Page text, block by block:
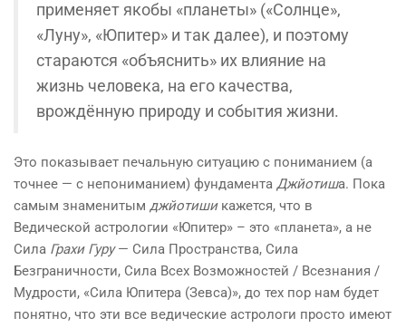
применяет якобы «планеты» («Солнце»,
«Луну», «Юпитер» и так далее), и поэтому
стараются «объяснить» их влияние на
жизнь человека, на его качества,
врождённую природу и события жизни.
Это показывает печальную ситуацию с пониманием (а
точнее — с непониманием) фундамента Джйотиша. Пока
самым знаменитым джйотишикажется, что в
Ведической астрологии «Юпитер» – это «планета», а не
Сила Грахи Гуру— Сила Пространства, Сила
Безграничности, Сила Всех Возможностей / Всезнания /
Мудрости, «Сила Юпитера (Зевса)», до тех пор нам будет
понятно, что эти все ведические астрологи просто имеют